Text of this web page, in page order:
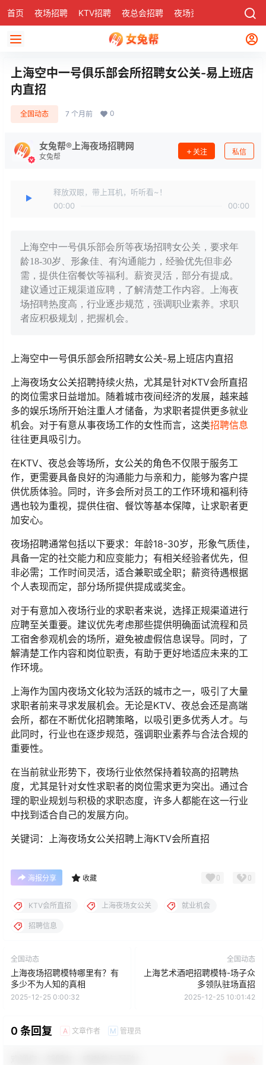
首页 夜场招聘 KTV招聘 夜总会招聘 夜场资讯 社区
上海空中一号俱乐部会所招聘女公关-易上班店
内直招
全国动态 7 个月前 0
女兔帮®上海夜场招聘网
女兔帮
关注 私信
释放双眼，带上耳机，听听看~！
00:00
00:00
上海空中一号俱乐部会所等夜场招聘女公关，要求年
龄18-30岁、形象佳、有沟通能力，经验优先但非必
需，提供住宿餐饮等福利。薪资灵活，部分有提成。
建议通过正规渠道应聘，了解清楚工作内容。上海夜
场招聘热度高，行业逐步规范，强调职业素养。求职
者应积极规划，把握机会。
上海空中一号俱乐部会所招聘女公关-易上班店内直招
上海夜场女公关招聘持续火热，尤其是针对KTV会所直招
的岗位需求日益增加。随着城市夜间经济的发展，越来越
多的娱乐场所开始注重人才储备，为求职者提供更多就业
机会。对于有意从事夜场工作的女性而言，这类招聘信息
往往更具吸引力。
在KTV、夜总会等场所，女公关的角色不仅限于服务工
作，更需要具备良好的沟通能力与亲和力，能够为客户提
供优质体验。同时，许多会所对员工的工作环境和福利待
遇也较为重视，提供住宿、餐饮等基本保障，让求职者更
加安心。
夜场招聘通常包括以下要求：年龄18-30岁，形象气质佳，
具备一定的社交能力和应变能力；有相关经验者优先，但
非必需；工作时间灵活，适合兼职或全职；薪资待遇根据
个人表现而定，部分场所提供提成或奖金。
对于有意加入夜场行业的求职者来说，选择正规渠道进行
应聘至关重要。建议优先考虑那些提供明确面试流程和员
工宿舍参观机会的场所，避免被虚假信息误导。同时，了
解清楚工作内容和岗位职责，有助于更好地适应未来的工
作环境。
上海作为国内夜场文化较为活跃的城市之一，吸引了大量
求职者前来寻求发展机会。无论是KTV、夜总会还是高端
会所，都在不断优化招聘策略，以吸引更多优秀人才。与
此同时，行业也在逐步规范，强调职业素养与合法合规的
重要性。
在当前就业形势下，夜场行业依然保持着较高的招聘热
度，尤其是针对女性求职者的岗位需求更为突出。通过合
理的职业规划与积极的求职态度，许多人都能在这一行业
中找到适合自己的发展方向。
关键词：上海夜场女公关招聘上海KTV会所直招
海报分享 收藏 0 0
KTV会所直招 上海夜场女公关 就业机会
招聘信息
全国动态
上海夜场招聘模特哪里有？有
多少不为人知的真相
2025-12-25 0:00:32
全国动态
上海艺术酒吧招聘模特-场子众
多领队驻场直招
2025-12-25 10:01:42
0 条回复 A 文章作者 M 管理员